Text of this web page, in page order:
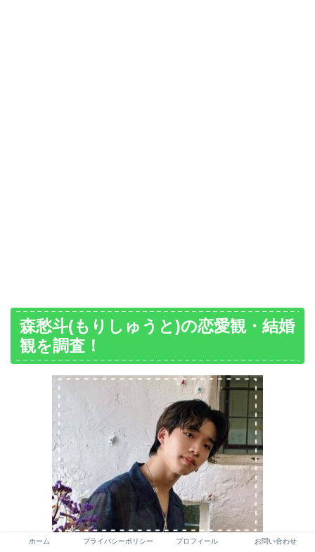
森愁斗(もりしゅうと)の恋愛観・結婚
観を調査！
ホーム プライバシーポリシー プロフィール お問い合わせ